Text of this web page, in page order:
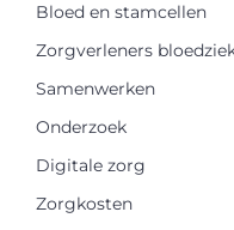
Bloed en stamcellen
Zorgverleners
Samenwerken
Onderzoek
Digitale zorg
Zorgkosten